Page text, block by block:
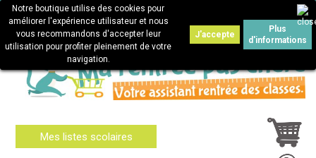
Connexion
Mes listes scolaires
Notre boutique utilise des cookies pour
améliorer l'expérience utilisateur et nous
vous recommandons d'accepter leur
utilisation pour profiter pleinement de votre
navigation.
J'accepte
Plus
d'informations